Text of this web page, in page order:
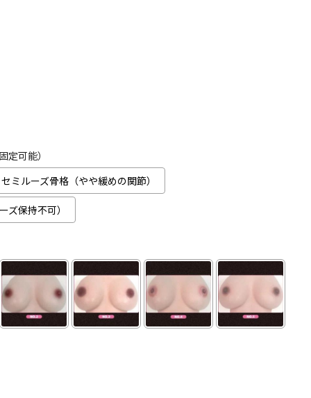
定可能）
セミルーズ骨格（やや緩めの関節）
ズ保持不可）